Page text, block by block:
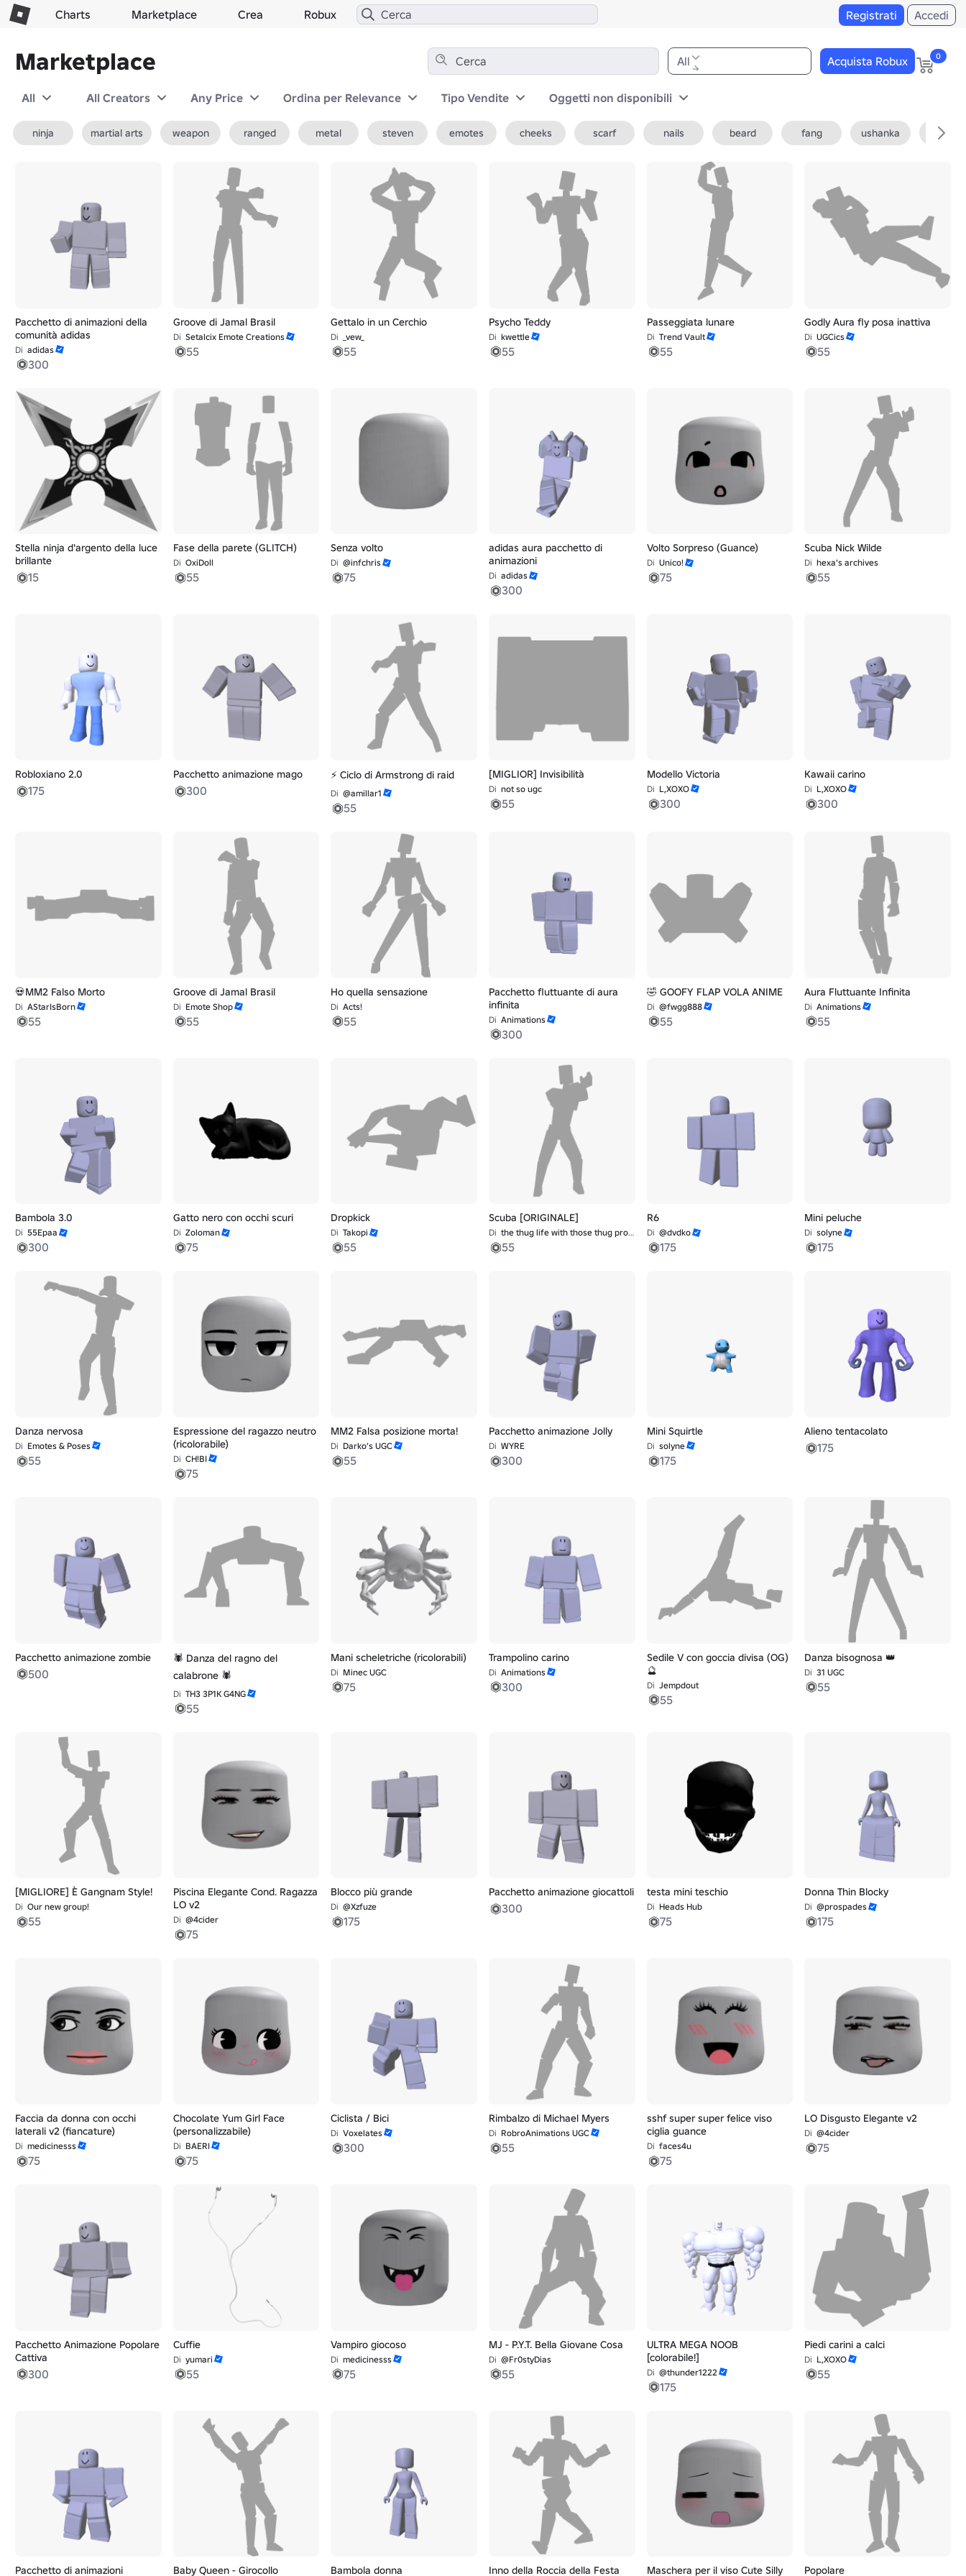
Charts Marketplace Crea Robux Registrati Accedi
Marketplace All Acquista Robux 0
All All Creators Any Price Ordina per Relevance Tipo Vendite Oggetti non disponibili
ninja martial arts weapon ranged metal steven emotes cheeks scarf nails beard fang ushanka fedora
Pacchetto di animazioni della
comunità adidas
Di adidas
300
Groove di Jamal Brasil
Di Setalcix Emote Creations
55
Gettalo in un Cerchio
Di _vew_
55
Psycho Teddy
Di kwettle
55
Passeggiata lunare
Di Trend Vault
55
Godly Aura fly posa inattiva
Di UGCics
55
Stella ninja d'argento della luce
brillante
15
Fase della parete (GLITCH)
Di OxiDoll
55
Senza volto
Di @infchris
75
adidas aura pacchetto di
animazioni
Di adidas
300
Volto Sorpreso (Guance)
Di Unico!
75
Scuba Nick Wilde
Di hexa's archives
55
Robloxiano 2.0
175
Pacchetto animazione mago
300
⚡ Ciclo di Armstrong di raid
Di @amillar1
55
[MIGLIOR] Invisibilità
Di not so ugc
55
Modello Victoria
Di L,XOXO
300
Kawaii carino
Di L,XOXO
300
💀MM2 Falso Morto
Di AStarIsBorn
55
Groove di Jamal Brasil
Di Emote Shop
55
Ho quella sensazione
Di Acts!
55
Pacchetto fluttuante di aura
infinita
Di Animations
300
🤣 GOOFY FLAP VOLA ANIME
Di @fwgg888
55
Aura Fluttuante Infinita
Di Animations
55
Bambola 3.0
Di 55Epaa
300
Gatto nero con occhi scuri
Di Zoloman
75
Dropkick
Di Takopi
55
Scuba [ORIGINALE]
Di the thug life with those thug problems
55
R6
Di @dvdko
175
Mini peluche
Di solyne
175
Danza nervosa
Di Emotes & Poses
55
Espressione del ragazzo neutro
(ricolorabile)
Di CH!BI
75
MM2 Falsa posizione morta!
Di Darko’s UGC
55
Pacchetto animazione Jolly
Di WYRE
300
Mini Squirtle
Di solyne
175
Alieno tentacolato
175
Pacchetto animazione zombie
500
🕷️ Danza del ragno del
calabrone 🕷️
Di TH3 3P1K G4NG
55
Mani scheletriche (ricolorabili)
Di Minec UGC
75
Trampolino carino
Di Animations
300
Sedile V con goccia divisa (OG)
🔮
Di Jempdout
55
Danza bisognosa 👑
Di 31 UGC
55
[MIGLIORE] È Gangnam Style!
Di Our new group!
55
Piscina Elegante Cond. Ragazza
LO v2
Di @4cider
75
Blocco più grande
Di @Xzfuze
175
Pacchetto animazione giocattoli
300
testa mini teschio
Di Heads Hub
75
Donna Thin Blocky
Di @prospades
175
Faccia da donna con occhi
laterali v2 (fiancature)
Di medicinesss
75
Chocolate Yum Girl Face
(personalizzabile)
Di BAERI
75
Ciclista / Bici
Di Voxelates
300
Rimbalzo di Michael Myers
Di RobroAnimations UGC
55
sshf super super felice viso
ciglia guance
Di faces4u
75
LO Disgusto Elegante v2
Di @4cider
75
Pacchetto Animazione Popolare
Cattiva
300
Cuffie
Di yumari
55
Vampiro giocoso
Di medicinesss
75
MJ - P.Y.T. Bella Giovane Cosa
Di @Fr0styDias
55
ULTRA MEGA NOOB
[colorabile!]
Di @thunder1222
175
Piedi carini a calci
Di L,XOXO
55
Pacchetto di animazioni Baby Queen - Girocollo Bambola donna Inno della Roccia della Festa Maschera per il viso Cute Silly Popolare